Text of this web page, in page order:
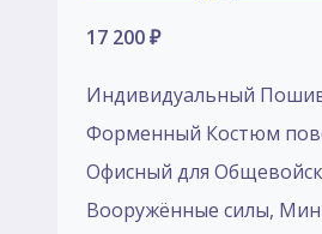
17 200₽
Индивидуальный
Форменный Костюм
Офисный для
Вооружённые силы,